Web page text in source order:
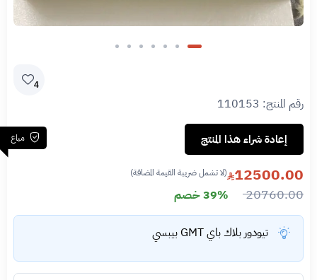
4
رقم المنتج: 110153
مباع إعادة شراء هذا المنتج
12500.00 (لا تشمل ضريبة القيمة المضافة)
20760.00 39% خصم
تيودور بلاك باي GMT بيبسي